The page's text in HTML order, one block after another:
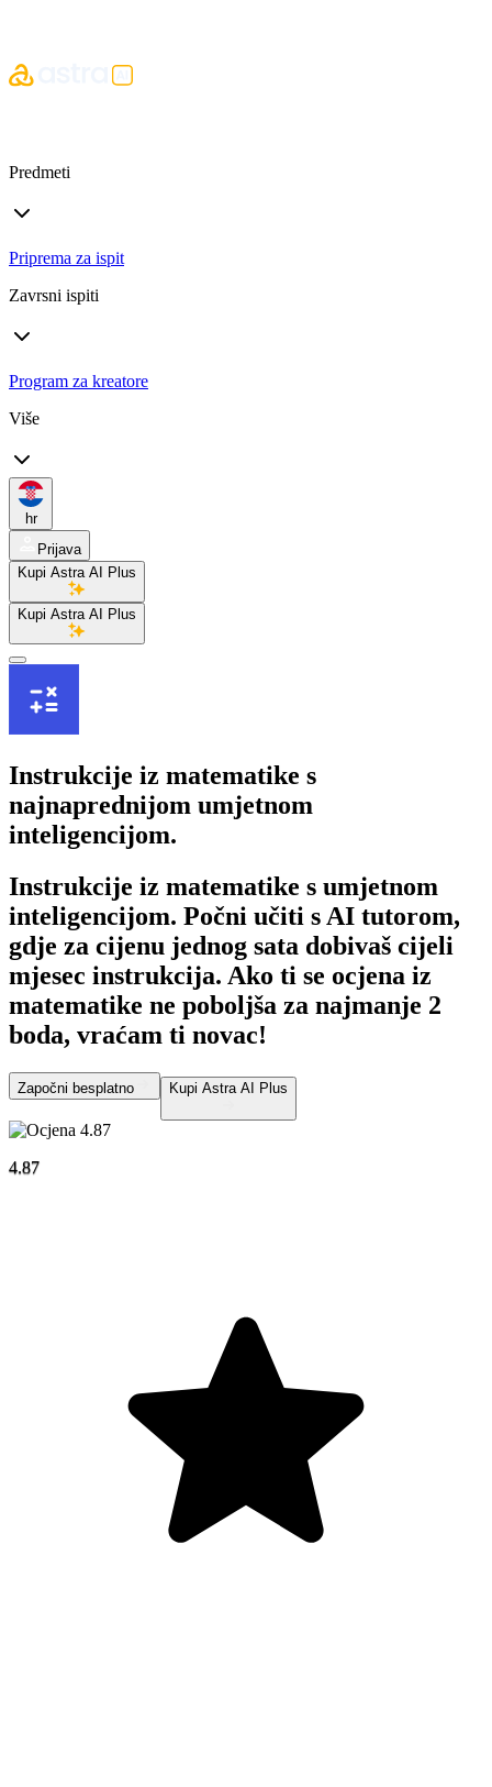
Predmeti
Priprema za ispit
Zavrsni ispiti
Program za kreatore
Više
hr
Prijava
Kupi Astra AI Plus
Kupi Astra AI Plus
Instrukcije iz matematike s
najnaprednijom umjetnom
inteligencijom.
Instrukcije iz matematike s umjetnom
inteligencijom. Počni učiti s AI tutorom,
gdje za cijenu jednog sata dobivaš cijeli
mjesec instrukcija. Ako ti se ocjena iz
matematike ne poboljša za najmanje 2
boda, vraćam ti novac!
Započni besplatno Kupi Astra AI Plus
4.87